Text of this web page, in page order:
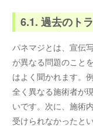
6.1. 過去のト
パネマジとは、宣伝
が異なる問題のこと
はよく聞かれます。
全く異なる施術者が
いです。次に、施術
受けられなかったと